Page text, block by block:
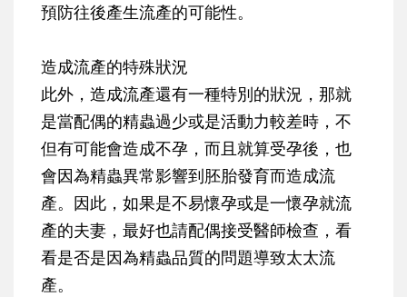
預防往後產生流產的可能性。
造成流產的特殊狀況
此外，造成流產還有一種特別的狀況，那就
是當配偶的精蟲過少或是活動力較差時，不
但有可能會造成不孕，而且就算受孕後，也
會因為精蟲異常影響到胚胎發育而造成流
產。因此，如果是不易懷孕或是一懷孕就流
產的夫妻，最好也請配偶接受醫師檢查，看
看是否是因為精蟲品質的問題導致太太流
產。